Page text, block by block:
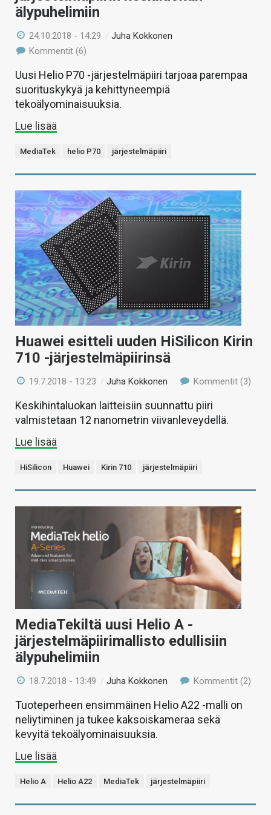
älypuhelimiin
24.10.2018 - 14:29 /Juha Kokkonen
Kommentit (6)
Uusi Helio P70 -järjestelmäpiiri tarjoaa parempaa
suorituskykyä ja kehittyneempiä
tekoälyominaisuuksia.
Lue lisää
MediaTek helio P70 järjestelmäpiiri
Huawei esitteli uuden HiSilicon Kirin
710 -järjestelmäpiirinsä
19.7.2018 - 13:23 /Juha Kokkonen Kommentit (3)
Keskihintaluokan laitteisiin suunnattu piiri
valmistetaan 12 nanometrin viivanleveydellä.
Lue lisää
HiSilicon Huawei Kirin 710 järjestelmäpiiri
MediaTekiltä uusi Helio A -
järjestelmäpiirimallisto edullisiin
älypuhelimiin
18.7.2018 - 13:49 /Juha Kokkonen Kommentit (2)
Tuoteperheen ensimmäinen Helio A22 -malli on
neliytiminen ja tukee kaksoiskameraa sekä
kevyitä tekoälyominaisuuksia.
Lue lisää
Helio A Helio A22 MediaTek järjestelmäpiiri